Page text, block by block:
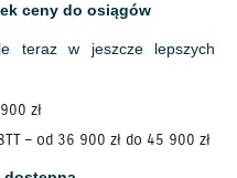
ceny do osiągów
teraz w jeszcze lepszych
zł
– od 36 900 zł do 45 900 zł